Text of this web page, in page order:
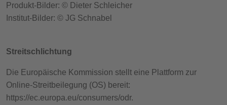
Produkt-Bilder: © Dieter Schleicher
Institut-Bilder: © JG Schnabel
Streitschlichtung
Die Europäische Kommission stellt eine Plattform zur
Online-Streitbeilegung (OS) bereit:
https://ec.europa.eu/consumers/odr.